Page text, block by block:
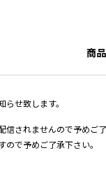
商
せ致します。
信されませんので予めご
で予めご了承下さい。